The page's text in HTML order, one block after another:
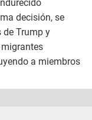
decisión, se
de Trump y
a miembros